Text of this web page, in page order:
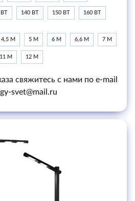
ВТ 140 ВТ 150 ВТ 160 ВТ
4,5 М 5 М 6 М 6,6 М 7 М
11 М 12 М
свяжитесь с нами по e-mail
svet@mail.ru